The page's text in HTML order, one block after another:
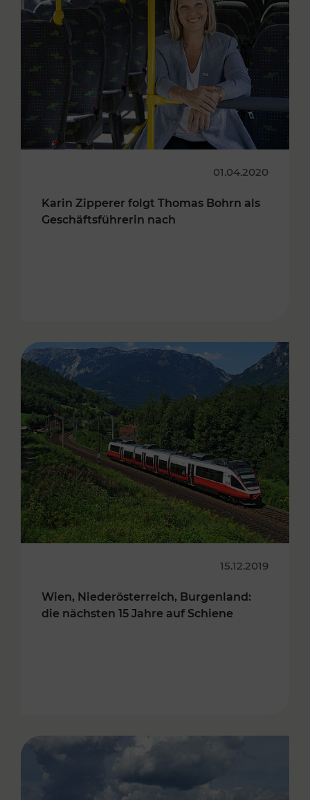
01.04.2020
Karin Zipperer folgt Thomas Bohrn als
Geschäftsführerin nach
15.12.2019
Wien, Niederösterreich, Burgenland:
die nächsten 15 Jahre auf Schiene